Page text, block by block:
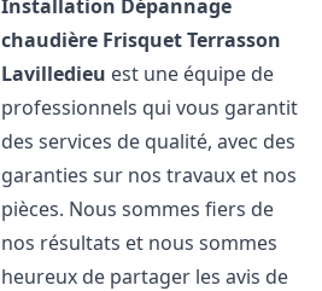
Installation Dépannage
chaudière FrisquetTerrasson
Lavilledieu est une équipe de
professionnels qui vous garantit
des services de qualité, avec des
garanties sur nos travaux et nos
pièces. Nous sommes fiers de
nos résultats et nous sommes
heureux de partager les avis de